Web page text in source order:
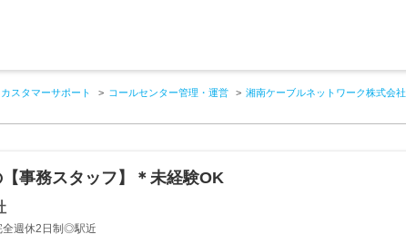
スタマーサポート コールセンター管理・運営 湘南ケーブルネットワーク株式会社
事務スタッフ】＊未経験OK
全週休2日制◎駅近